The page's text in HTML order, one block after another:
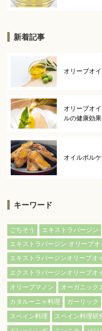
新着記事
オリーブオ
オリーブオ
ルの健康効
オイルボルケ
キーワード
ごちそう エキストラバージン
エキストラバージン オリーブ
エキストラバージンオリーブオ
エクストラバージンオリーブオ
オリーブマノン
オーガニック
カタルーニャ料理
ガーリック
スペイン料理
スペイン料理研